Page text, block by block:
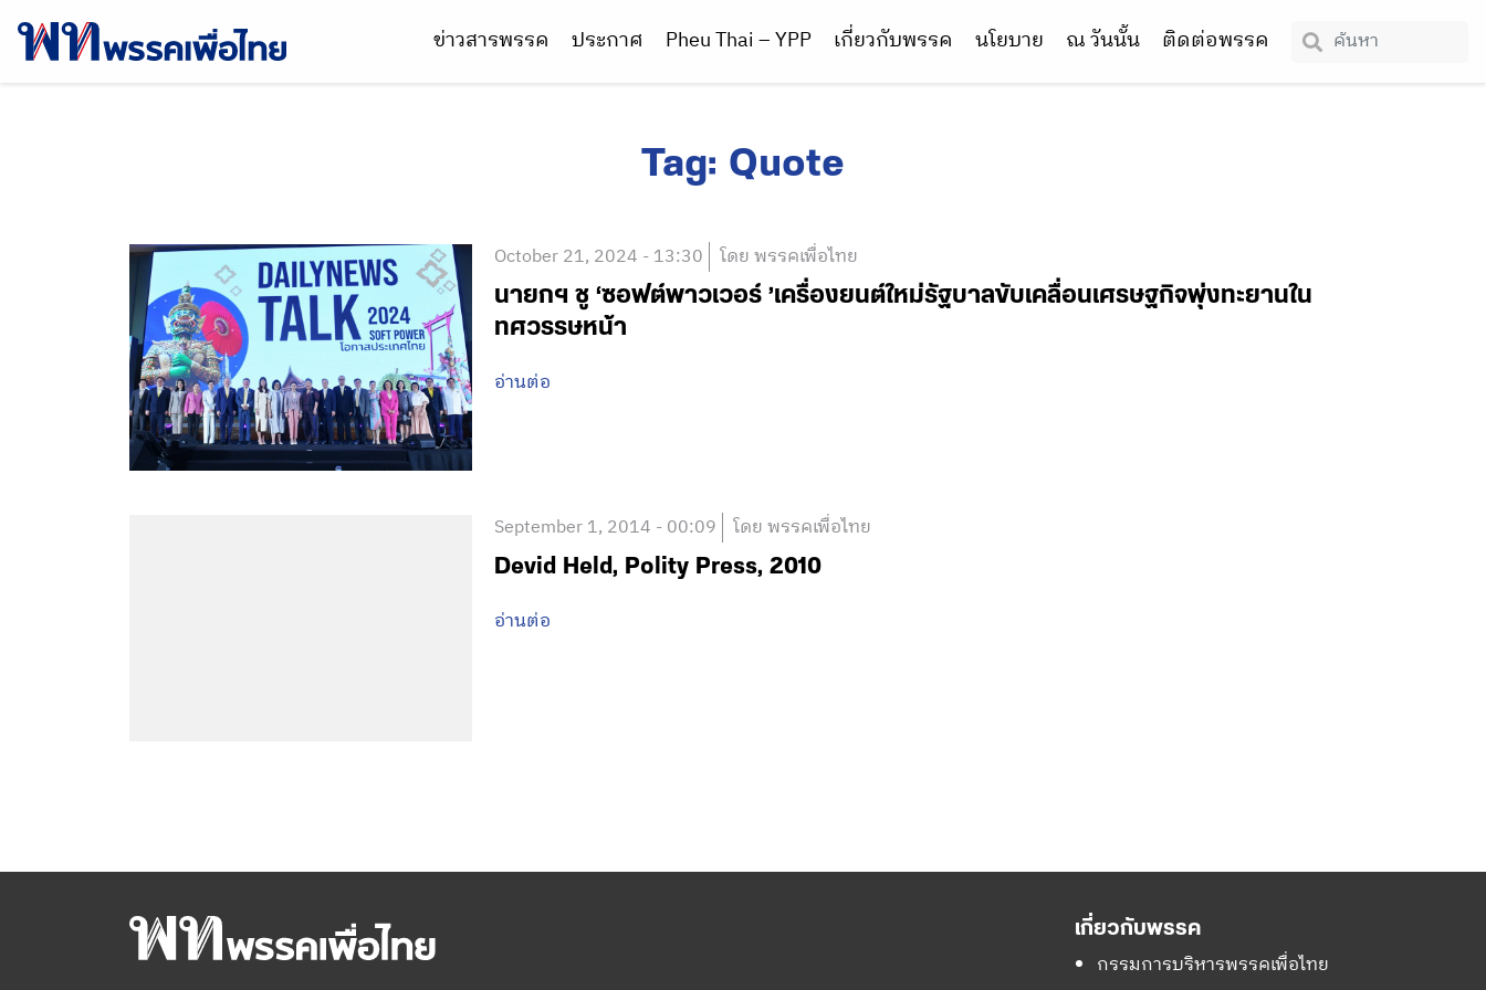
ข่าวสารพรรค ประกาศ Pheu Thai – YPP เกี่ยวกับพรรค นโยบาย ณ วันนั้น ติดต่อพรรค
Tag: Quote
October 21, 2024 - 13:30 โดย พรรคเพื่อไทย
นายกฯ ชู ‘ซอฟต์พาวเวอร์ ’เครื่องยนต์ใหม่รัฐบาลขับเคลื่อนเศรษฐกิจพุ่งทะยานใน
ทศวรรษหน้า
อ่านต่อ
September 1, 2014 - 00:09 โดย พรรคเพื่อไทย
Devid Held, Polity Press, 2010
อ่านต่อ
เกี่ยวกับพรรค
กรรมการบริหารพรรคเพื่อไทย